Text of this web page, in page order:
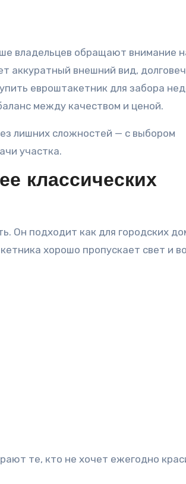
аккуратный внешний вид,
евроштакетник для забора
между качеством и ценой.
лишних сложностей — с выбором
участка.
классических
Он подходит как для городских
хорошо пропускает свет и
те, кто не хочет ежегодно